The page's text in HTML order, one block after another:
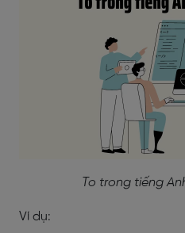
To trong tiếng
Ví dụ: